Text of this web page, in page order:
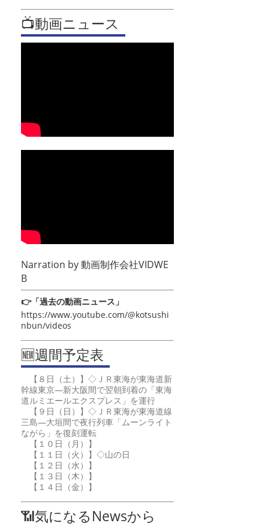
📺動画ニュース
Narration by動画制作会社VIDWE
B
👉「過去の動画ニュース」
https://www.youtube.com/@kotsushi
nbun/videos
🆕週間予定表
【８日（土）】◇ＪＲ東海が東海道新
幹線東京―新大阪間で翌朝到着の「東海
道ルミエールエクスプレス」を運行
【９日（日）】◇ＪＲ東海が東海道線
三島―大垣間で夜行列車「ムーンライト
ながら」を復刻運転
【１０日（月）】
【１１日（火）】◇山の日
【１２日（水）】
【１３日（木）】
【１４日（金）】
📶気になるNewsから